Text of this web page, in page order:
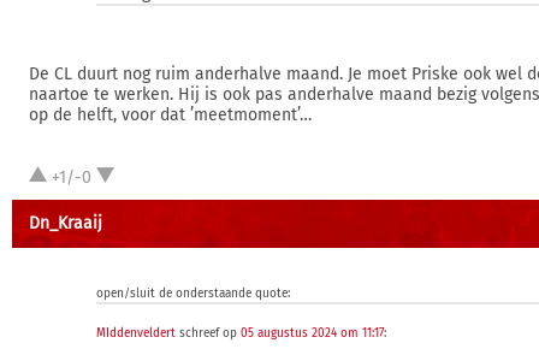
De CL duurt nog ruim anderhalve maand. Je moet Priske ook wel
naartoe te werken. Hij is ook pas anderhalve maand bezig
op de helft, voor dat ’meetmoment’…
+1/-0
Dn_Kraaij
open/sluit de onderstaande quote:
MIddenveldert schreef op 05 augustus 2024 om 11:17: